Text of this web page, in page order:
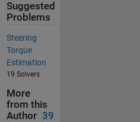
Suggested
Problems
Steering
Torque
Estimation
19 Solvers
More
from this
Author 39